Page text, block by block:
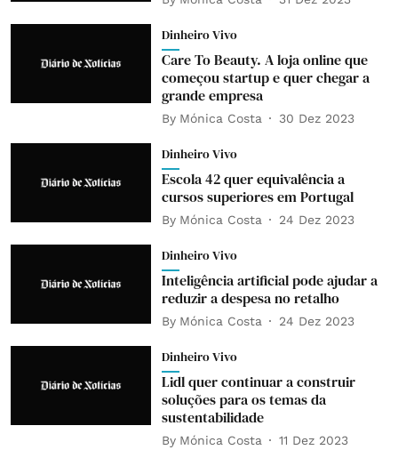
Dinheiro Vivo
Care To Beauty. A loja online que
começou startup e quer chegar a
grande empresa
By Mónica Costa 30 Dez 2023
Dinheiro Vivo
Escola 42 quer equivalência a
cursos superiores em Portugal
By Mónica Costa 24 Dez 2023
Dinheiro Vivo
Inteligência artificial pode ajudar a
reduzir a despesa no retalho
By Mónica Costa 24 Dez 2023
Dinheiro Vivo
Lidl quer continuar a construir
soluções para os temas da
sustentabilidade
By Mónica Costa 11 Dez 2023